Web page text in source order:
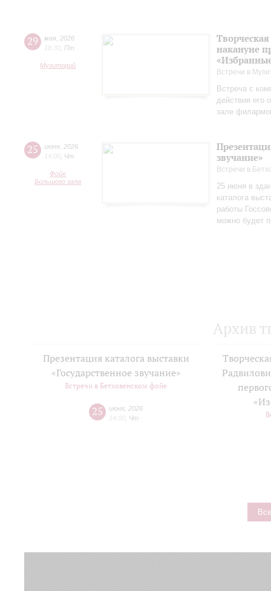
29 мая 2026
18:30 Пт
Музиторий
накануне
Встречи в
Встреча с
действия его
зале
25 июня 2026
14:00 Чт
Фойе
Большого зала
звучание»
Встречи в
25 июня в
каталога
работы
можно будет
Архив
Презентация каталога выставки
«Государственное звучание»
Встречи в Бетховенском фойе
25 июня 2026
14:00 Чт